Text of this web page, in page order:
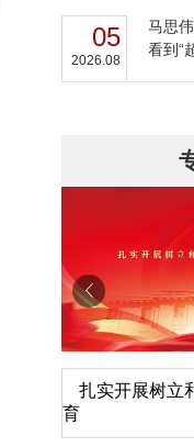
05
2026.08
马思
看到“
扎实开展树立
育